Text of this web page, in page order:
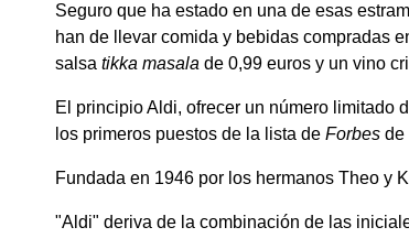
Seguro que ha estado en una de esas
han de llevar comida y bebidas compradas
salsa tikka masala de 0,99 euros y un vino
El principio Aldi, ofrecer un número limitado
los primeros puestos de la lista de Forbes de
Fundada en 1946 por los hermanos Theo y
"Aldi" deriva de la combinación de las